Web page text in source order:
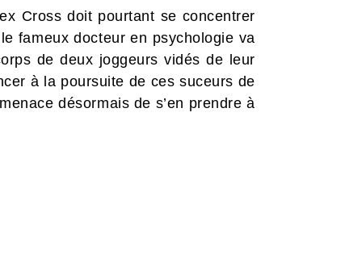
Cross doit pourtant se concentrer
fameux docteur en psychologie va
de deux joggeurs vidés de leur
à la poursuite de ces suceurs de
désormais de s’en prendre à